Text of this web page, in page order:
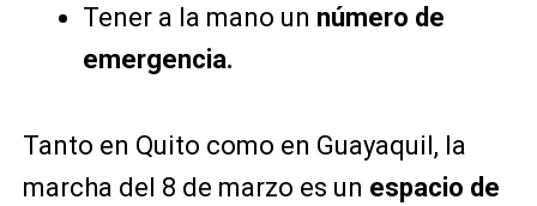
Tener a la mano un número de
emergencia.
Tanto en Quito como en Guayaquil, la
marcha del 8 de marzo es un espacio de